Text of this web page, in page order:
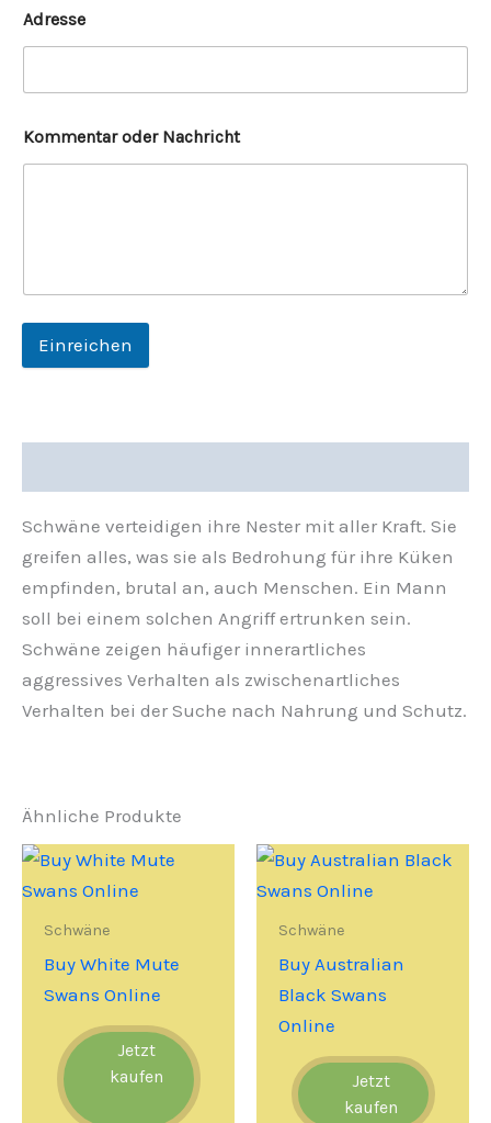
Adresse
Kommentar oder Nachricht
Einreichen
Schwäne verteidigen ihre Nester mit aller Kraft. Sie
greifen alles, was sie als Bedrohung für ihre Küken
empfinden, brutal an, auch Menschen. Ein Mann
soll bei einem solchen Angriff ertrunken sein.
Schwäne zeigen häufiger innerartliches
aggressives Verhalten als zwischenartliches
Verhalten bei der Suche nach Nahrung und Schutz.
Ähnliche Produkte
Schwäne
Buy White Mute
Swans Online
Jetzt
kaufen
Schwäne
Buy Australian
Black Swans
Online
Jetzt
kaufen